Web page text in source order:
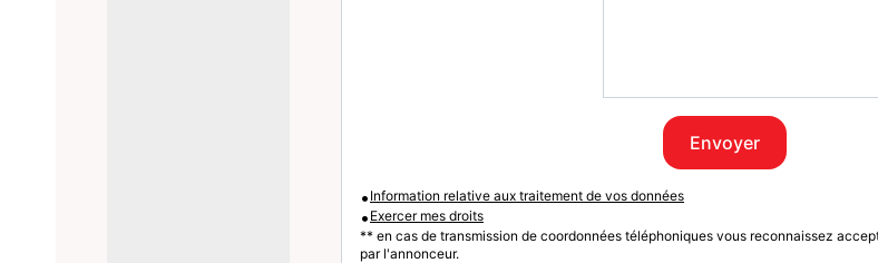
Envoyer
• Information relative aux traitement de vos données
• Exercer mes droits
** en cas de transmission de coordonnées téléphoniques vous reconnaissez
par l'annonceur.